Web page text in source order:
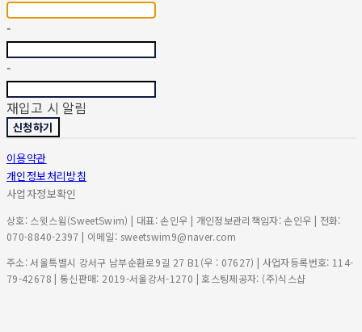
-
-
재입고 시 알림
신청하기
이용약관
개인정보처리방침
사업자정보확인
상호: 스윗스윔(SweetSwim) | 대표: 손인우 | 개인정보관리책임자: 손인우 | 전화:
070-8840-2397 | 이메일: sweetswim9@naver.com
주소: 서울특별시 강서구 남부순환로9길 27 B1(우 : 07627) | 사업자등록번호: 114-
79-42678 | 통신판매: 2019-서울강서-1270 | 호스팅제공자: (주)식스샵